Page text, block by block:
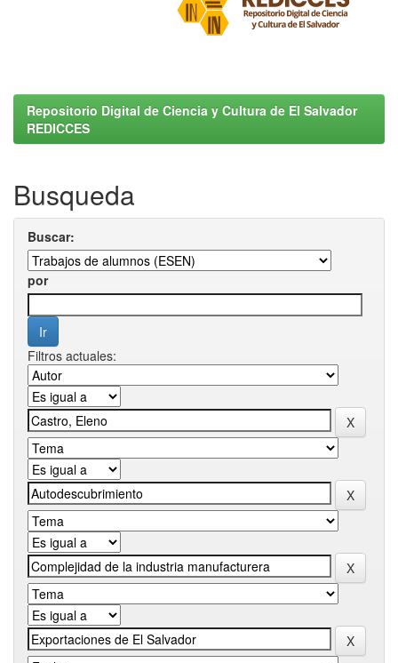
Repositorio Digital de Ciencia y Cultura de El Salvador
REDICCES
Busqueda
Buscar:
por
Filtros actuales: